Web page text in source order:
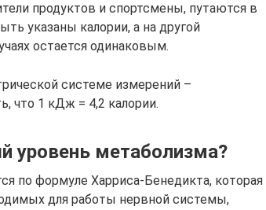
продуктов и спортсмены, путаются в
указаны калории, а на другой
остается одинаковым.
системе измерений –
что 1 кДж = 4,2 калории.
уровень метаболизма?
по формуле Харриса-Бенедикта, которая
для работы нервной системы,